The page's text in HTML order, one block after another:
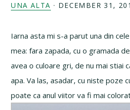
UNA ALTA · DECEMBER 31,
Iarna asta mi s-a parut una din
mea: fara zapada, cu o gramada
avea o culoare gri, de nu mai stiai
apa. Va las, asadar, cu niste poze
poate ca anul viitor va fi mai